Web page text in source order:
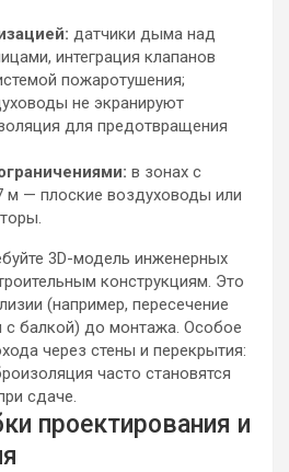
датчики дыма над
интеграция клапанов
пожаротушения;
не экранируют
для предотвращения
в зонах с
м — плоские воздуховоды или
3D-модель инженерных
конструкциям. Это
(например, пересечение
с балкой) до монтажа. Особое
через стены и перекрытия:
часто становятся
сдаче.
проектирования и